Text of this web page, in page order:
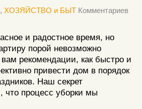
, ХОЗЯЙСТВО и БЫТ Комментариев
и радостное время, но
порой невозможно
рекомендации, как быстро и
привести дом в порядок
Наш секрет
что процесс уборки мы